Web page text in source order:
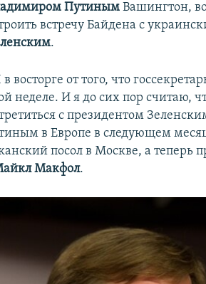
ПутинымВашингтон,
встречу Байдена с
.
в восторге от того, что
неделе. И я до сих пор считаю,
с президентом
в Европе в следующем
посол в Москве, а теперь
Макфол.